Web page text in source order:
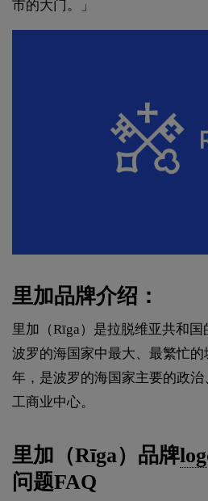
市的大门。」
里加品牌介绍：
里加（Rīga）是拉脱维亚共和
波罗的海国家中最大、最繁忙
年，是波罗的海国家主要的政
工商业中心。
里加（Rīga）品牌
问题FAQ